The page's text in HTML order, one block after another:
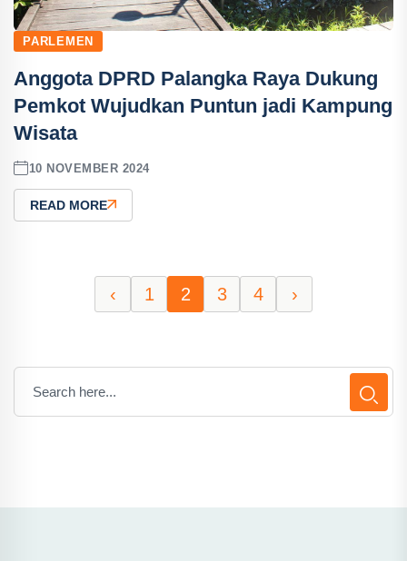
PARLEMEN
Anggota DPRD Palangka Raya Dukung
Pemkot Wujudkan Puntun jadi Kampung
Wisata
10 NOVEMBER 2024
READ MORE
‹ 1 2 3 4 ›